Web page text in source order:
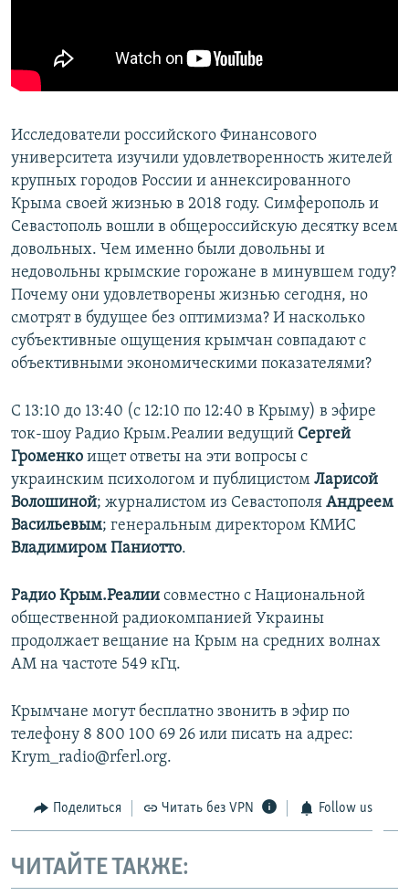
КРЫМ.НЕПОКОРЕННЫЙ
ELIFBE
Все сайты RFE/RL
Исследователи российского Финансового
университета изучили удовлетворенность жителей
крупных городов России и аннексированного
Крыма своей жизнью в 2018 году. Симферополь и
Севастополь вошли в общероссийскую десятку всем
довольных. Чем именно были довольны и
недовольны крымские горожане в минувшем году?
Почему они удовлетворены жизнью сегодня, но
смотрят в будущее без оптимизма? И насколько
субъективные ощущения крымчан совпадают с
объективными экономическими показателями?
С 13:10 до 13:40 (с 12:10 по 12:40 в Крыму) в эфире
ток-шоу Радио Крым.Реалии ведущий Сергей
Громенко ищет ответы на эти вопросы с
украинским психологом и публицистом Ларисой
Волошиной; журналистом из Севастополя Андреем
Васильевым; генеральным директором КМИС
Владимиром Паниотто.
Радио Крым.Реалии совместно с Национальной
общественной радиокомпанией Украины
продолжает вещание на Крым на средних волнах
АМ на частоте 549 кГц.
Крымчане могут бесплатно звонить в эфир по
телефону 8 800 100 69 26 или писать на адрес:
Krym_radio@rferl.org.
Поделиться Читать без VPN Follow us
ЧИТАЙТЕ ТАКЖЕ: